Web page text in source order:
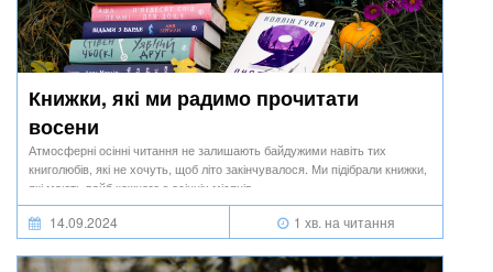
Книжки, які ми радимо прочитати
восени
Атмосферні осінні читання не залишають байдужими навіть тих
книголюбів, які не хочуть, щоб літо закінчувалося. Ми підібрали книжки,
які мають вайб кожного з осінніх місяців.
14.09.2024 1 хв. на читання